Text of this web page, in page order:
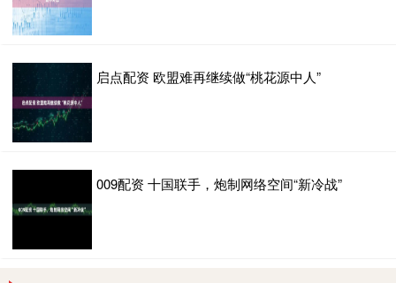
启点配资 欧盟难再继续做“桃花源中人”
009配资 十国联手，炮制网络空间“新冷战”